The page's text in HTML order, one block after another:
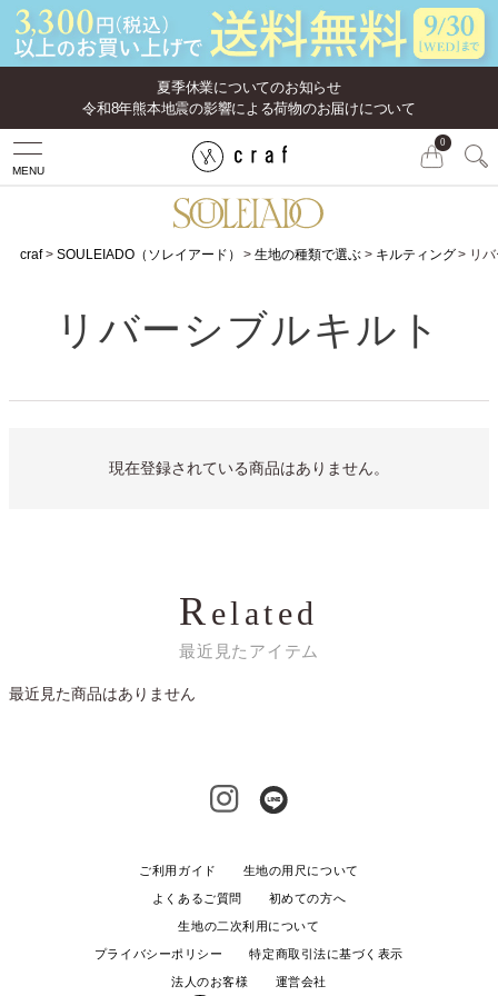
夏季休業についてのお知らせ
令和8年熊本地震の影響による荷物のお届けについて
MENU
0
craf SOULEIADO（ソレイアード） 生地の種類で選ぶ キルティング リ
リバーシブルキルト
現在登録されている商品はありません。
R elated
最近見たアイテム
最近見た商品はありません
ご利用ガイド 生地の用尺について
よくあるご質問 初めての方へ
生地の二次利用について
プライバシーポリシー 特定商取引法に基づく表示
法人のお客様 運営会社